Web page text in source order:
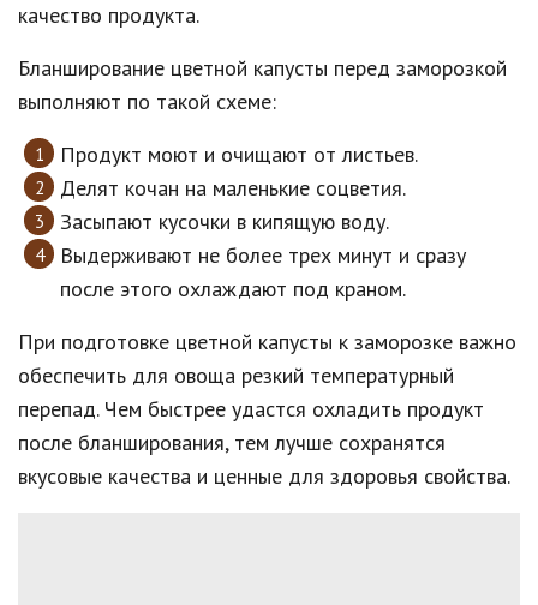
качество продукта.
Бланширование цветной капусты перед заморозкой
выполняют по такой схеме:
Продукт моют и очищают от листьев.
Делят кочан на маленькие соцветия.
Засыпают кусочки в кипящую воду.
Выдерживают не более трех минут и сразу
после этого охлаждают под краном.
При подготовке цветной капусты к заморозке важно
обеспечить для овоща резкий температурный
перепад. Чем быстрее удастся охладить продукт
после бланширования, тем лучше сохранятся
вкусовые качества и ценные для здоровья свойства.